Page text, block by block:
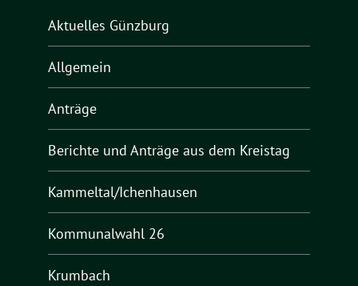
Aktuelles Günzburg
Allgemein
Anträge
Berichte und Anträge aus dem Kreistag
Kammeltal/Ichenhausen
Kommunalwahl 26
Krumbach